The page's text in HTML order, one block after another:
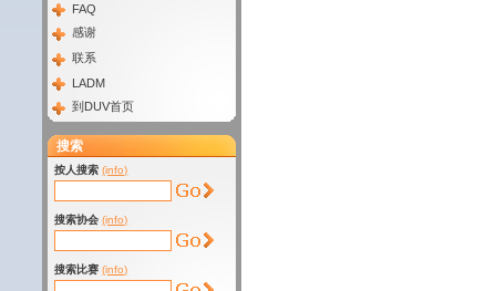
FAQ
感谢
联系
LADM
到DUV首页
搜索
按人搜索 (info)
搜索协会 (info)
搜索比赛 (info)